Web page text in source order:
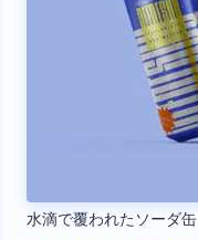
水滴で覆われたソーダ缶